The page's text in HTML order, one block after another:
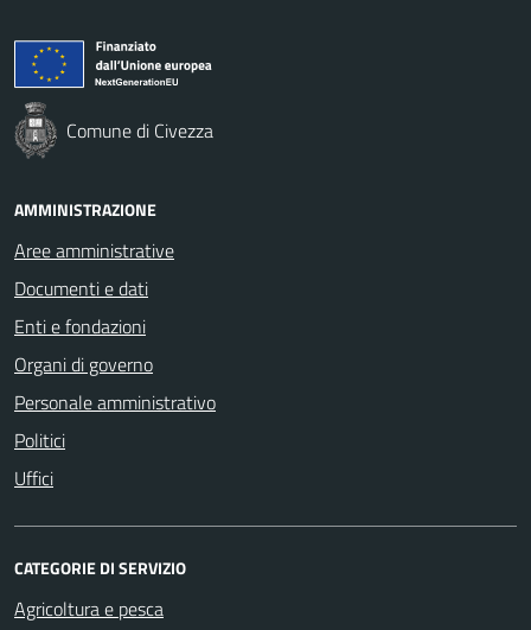
Comune di Civezza
AMMINISTRAZIONE
Aree amministrative
Documenti e dati
Enti e fondazioni
Organi di governo
Personale amministrativo
Politici
Uffici
CATEGORIE DI SERVIZIO
Agricoltura e pesca